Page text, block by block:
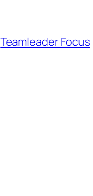
Teamleader Focus